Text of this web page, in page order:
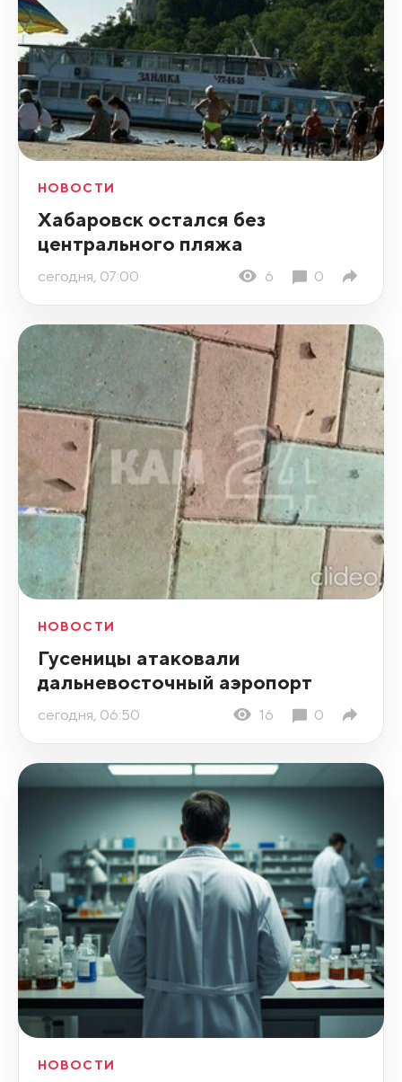
НОВОСТИ
Хабаровск остался без
центрального пляжа
сегодня, 07:00 6 0
НОВОСТИ
Гусеницы атаковали
дальневосточный аэропорт
сегодня, 06:50 16 0
НОВОСТИ